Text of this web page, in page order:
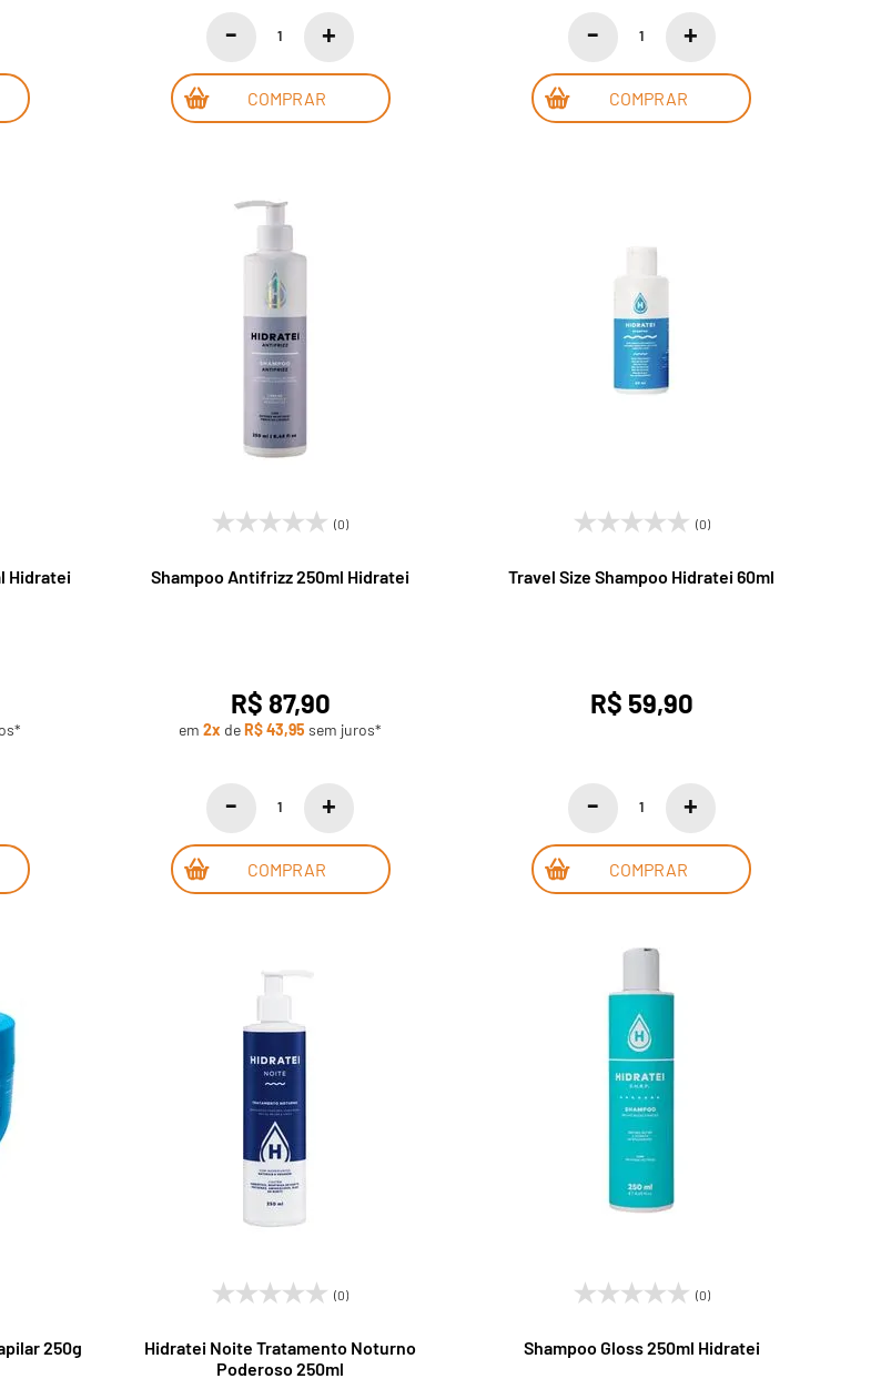
COMPRAR COMPRAR
Hidratei
(0)
Shampoo Antifrizz 250ml Hidratei
R$ 87,90
em2x deR$ 43,95 sem juros*
COMPRAR
(0)
Travel Size Shampoo Hidratei 60ml
R$ 59,90
COMPRAR
250g
(0)
Hidratei Noite Tratamento Noturno
Poderoso 250ml
(0)
Shampoo Gloss 250ml Hidratei